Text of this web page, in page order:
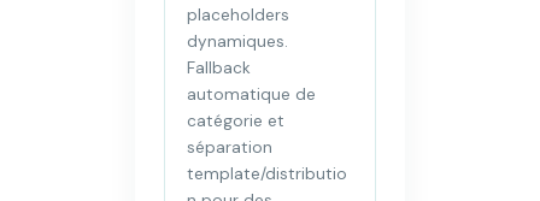
placeholders
dynamiques.
Fallback
automatique de
catégorie et
séparation
template/distributio